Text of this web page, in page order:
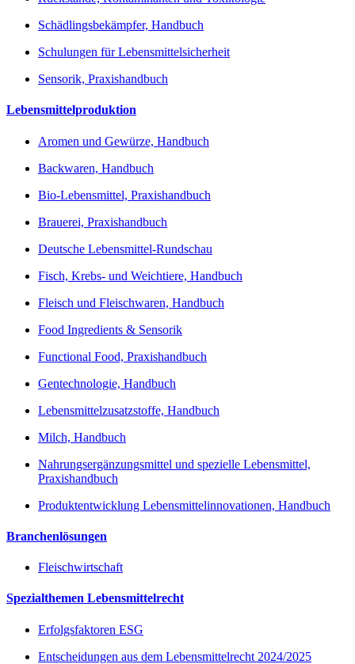
Schädlingsbekämpfer, Handbuch
Schulungen für Lebensmittelsicherheit
Sensorik, Praxishandbuch
Lebensmittelproduktion
Aromen und Gewürze, Handbuch
Backwaren, Handbuch
Bio-Lebensmittel, Praxishandbuch
Brauerei, Praxishandbuch
Deutsche Lebensmittel-Rundschau
Fisch, Krebs- und Weichtiere, Handbuch
Fleisch und Fleischwaren, Handbuch
Food Ingredients & Sensorik
Functional Food, Praxishandbuch
Gentechnologie, Handbuch
Lebensmittelzusatzstoffe, Handbuch
Milch, Handbuch
Nahrungsergänzungsmittel und spezielle Lebensmittel,
Praxishandbuch
Produktentwicklung Lebensmittelinnovationen, Handbuch
Branchenlösungen
Fleischwirtschaft
Spezialthemen Lebensmittelrecht
Erfolgsfaktoren ESG
Entscheidungen aus dem Lebensmittelrecht 2024/2025